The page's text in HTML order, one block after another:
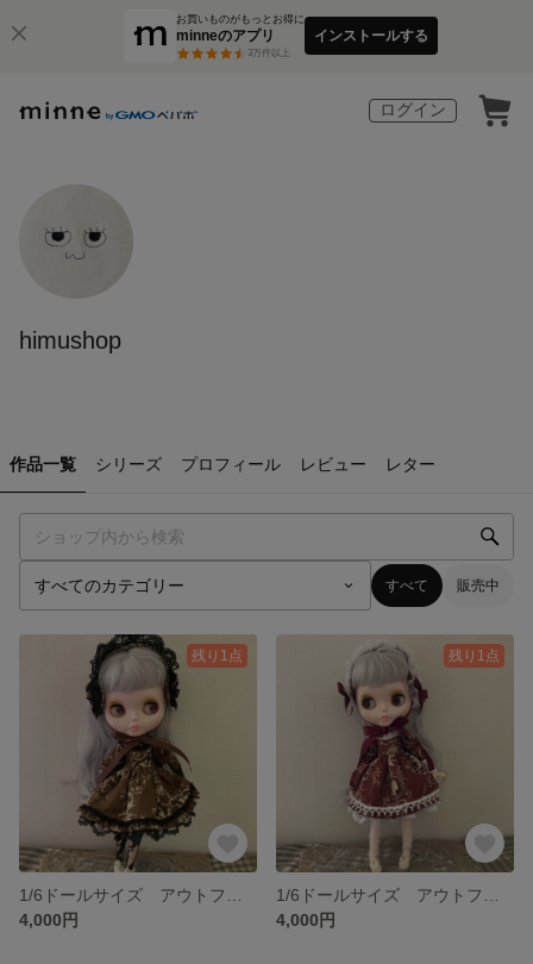
お買いものがもっとお得に
minneのアプリ
3万件以上
インストールする
ログイン
himushop
作品一覧 シリーズ プロフィール レビュー レター
すべて 販売中
残り1点
4,000円
残り1点
4,000円